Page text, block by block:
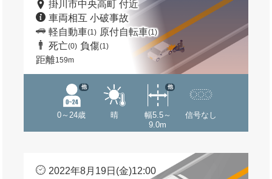
掛川市中央高町 付近
車両相互 小破事故
軽自動車(1) 原付自転車(1)
死亡(0) 負傷(1)
距離159m
0～24歳
他
晴
幅5.5～
9.0m
他
信号なし
2022年8月19日(金)12:00